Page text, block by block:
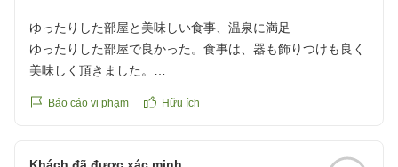
ゆったりした部屋と美味しい食事、温泉に満足
ゆったりした部屋で良かった。食事は、器も飾りつけも良く
美味しく頂きました。
気に入っていました。
Báo cáo vi phạm Hữu ích